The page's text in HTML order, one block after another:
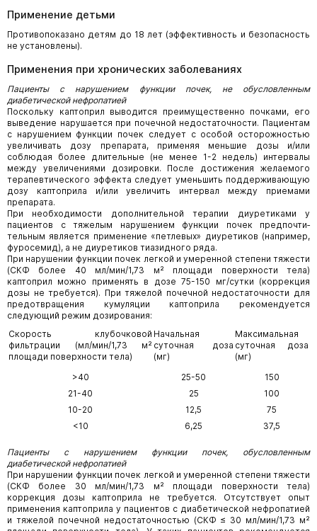
Применение детьми
Противопоказано детям до 18 лет (эффективность и безопасность
не установлены).
Применения при хронических заболеваниях
Пациенты с нарушением функции почек, не обусловленным
диабетической нефропатией
Поскольку каптоприл выводится преимущественно почками, его
выведение нарушается при почечной недостаточности. Пациентам
с нарушением функции почек следует с особой осторожностью
увеличивать дозу препарата, применяя меньшие дозы и/или
соблюдая более длительные (не менее 1-2 недель) интервалы
между увеличениями дозировки. После достиже­ния желаемого
терапевтического эффекта следует уменьшить поддерживающую
дозу каптоприла и/или увеличить интервал между приемами
препарата.
При необходимости дополнительной терапии диуретиками у
пациентов с тяжелым нарушением функции почек предпочти­
тельным является применение «петлевых» диуретиков (например,
фуросемид), а не диуретиков тиазидного ряда.
При нарушении функции почек легкой и умеренной степени тяжести
(СКФ более 40 мл/мин/1,73 м² площади поверхности тела)
каптоприл можно применять в дозе 75-150 мг/сутки (коррекция
дозы не требуется). При тяжелой почечной недостаточ­ности для
предотвращения кумуляции каптоприла рекомендуется
следующий режим дозирования:
Скорость клубочковой
фильтрации (мл/мин/1,73 м²
площади поверхности тела)
Начальная
суточная доза
(мг)
Максимальная
суточная доза
(мг)
>40
25-50
150
21-40
25
100
10-20
12,5
75
<10
6,25 37,5
Пациенты с нарушением функции почек, обусловленным
диабетической нефропатией
При нарушении функции почек легкой и умеренной степени тяжести
(СКФ более 30 мл/мин/1,73 м² площади поверхности тела)
коррекция дозы каптоприла не требуется. Отсутствует опыт
применения каптоприла у пациентов с диабетической нефропатией
и тяжелой почечной недостаточностью (СКФ ≤ 30 мл/мин/1,73 м²